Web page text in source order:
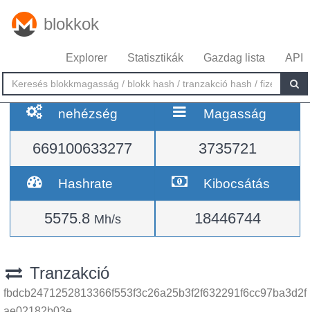
blokkok
Explorer Statisztikák Gazdag lista API
nehézség
669100633277
Magasság
3735721
Hashrate
5575.8 Mh/s
Kibocsátás
18446744
Tranzakció
fbdcb2471252813366f553f3c26a25b3f2f632291f6cc97ba3d2f